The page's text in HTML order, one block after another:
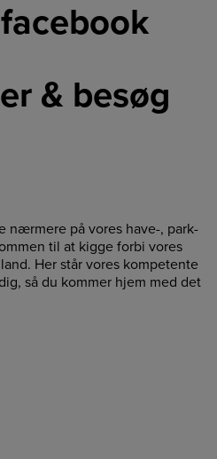
& besøg
nærmere på vores have-, park-
til at kigge forbi vores
Her står vores kompetente
så du kommer hjem med det